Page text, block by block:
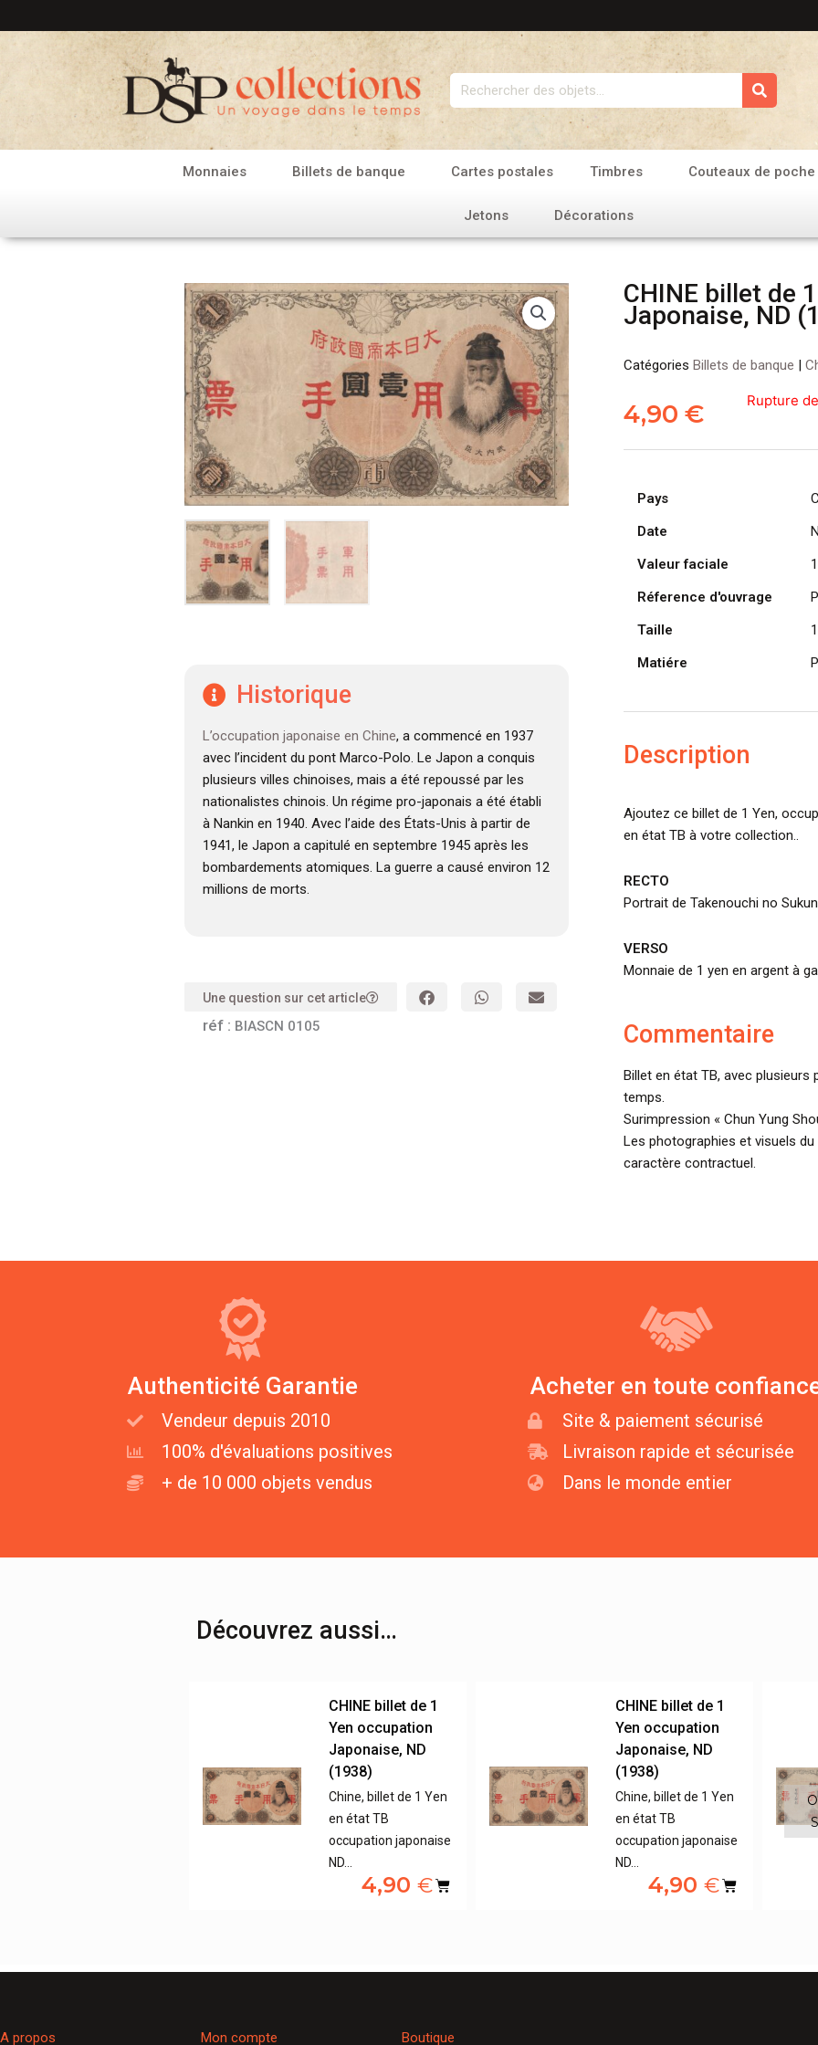
au
contenu
Rechercher
Monnaies Billets de banque Cartes postales Timbres Couteaux de poche
Jetons Décorations
Historique
L’occupation japonaise en Chine, a commencé en 1937
avec l’incident du pont Marco-Polo. Le Japon a conquis
plusieurs villes chinoises, mais a été repoussé par les
nationalistes chinois. Un régime pro-japonais a été établi
à Nankin en 1940. Avec l’aide des États-Unis à partir de
1941, le Japon a capitulé en septembre 1945 après les
bombardements atomiques. La guerre a causé environ 12
millions de morts.
Une question sur cet article
réf : BIASCN 0105
CHINE billet de
Japonaise, ND
Catégories Billets de banque |
4,90 € Rupture
Pays
Date
Valeur faciale
Réference d'ouvrage
Taille
Matiére
Description
Ajoutez ce billet de 1 Yen,
en état TB à votre collection..
RECTO
Portrait de Takenouchi no
VERSO
Monnaie de 1 yen en argent à
Commentaire
Billet en état TB, avec
temps.
Surimpression « Chun Yung
Les photographies et visuels
caractère contractuel.
Authenticité Garantie
Vendeur depuis 2010
100% d'évaluations positives
+ de 10 000 objets vendus
Acheter en toute
Site & paiement sécurisé
Livraison rapide et sécurisée
Dans le monde entier
Découvrez aussi…
CHINE billet de 1
Yen occupation
Japonaise, ND
(1938)
Chine, billet de 1 Yen
en état TB
occupation japonaise
ND…
4,90 €
CHINE billet de 1
Yen occupation
Japonaise, ND
(1938)
Chine, billet de 1 Yen
en état TB
occupation japonaise
ND…
4,90 €
A propos Mon compte Boutique